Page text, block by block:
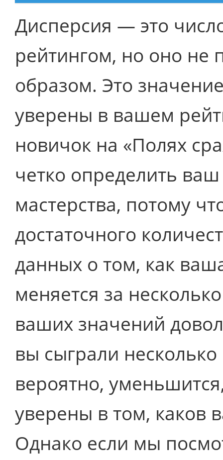
Дисперсия — это
рейтингом, но оно не
образом. Это
уверены в вашем
новичок на «Полях
четко определить
мастерства, потому
достаточного
данных о том, как
меняется за
ваших значений
вы сыграли
вероятно,
уверены в том, каков
Однако если мы